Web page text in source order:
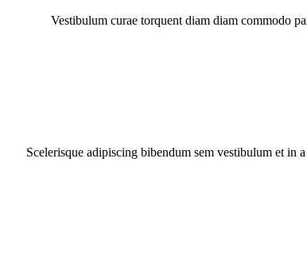
Vestibulum curae torquent diam diam commodo
Scelerisque adipiscing bibendum sem vestibulum et in